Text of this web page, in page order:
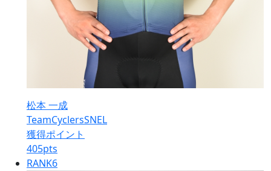
松本 一成
TeamCyclersSNEL
獲得ポイント
405pts
RANK6